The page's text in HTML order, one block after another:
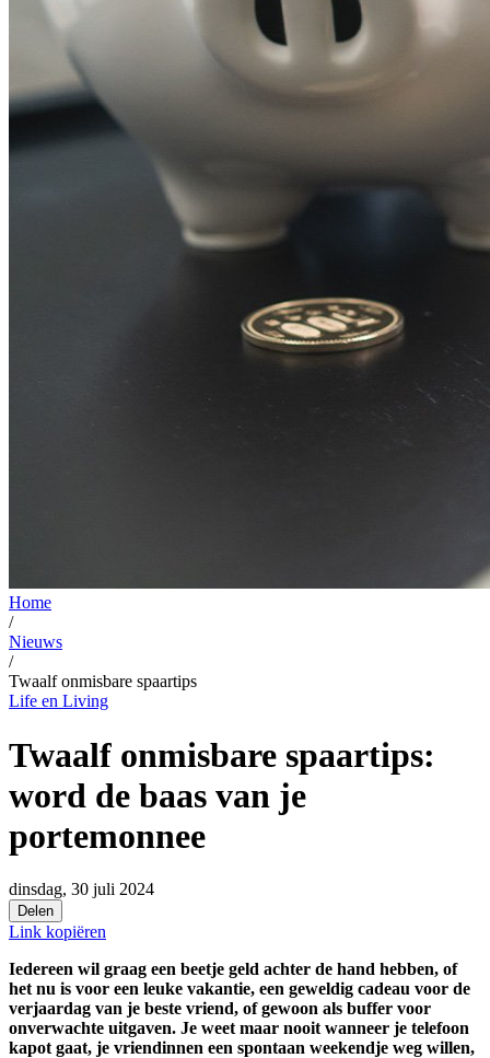
Home
/
Nieuws
/
Twaalf onmisbare spaartips
Life en Living
Twaalf onmisbare spaartips:
word de baas van je
portemonnee
dinsdag, 30 juli 2024
Delen
Link kopiëren
Iedereen wil graag een beetje geld achter de hand hebben, of
het nu is voor een leuke vakantie, een geweldig cadeau voor de
verjaardag van je beste vriend, of gewoon als buffer voor
onverwachte uitgaven. Je weet maar nooit wanneer je telefoon
kapot gaat, je vriendinnen een spontaan weekendje weg willen,